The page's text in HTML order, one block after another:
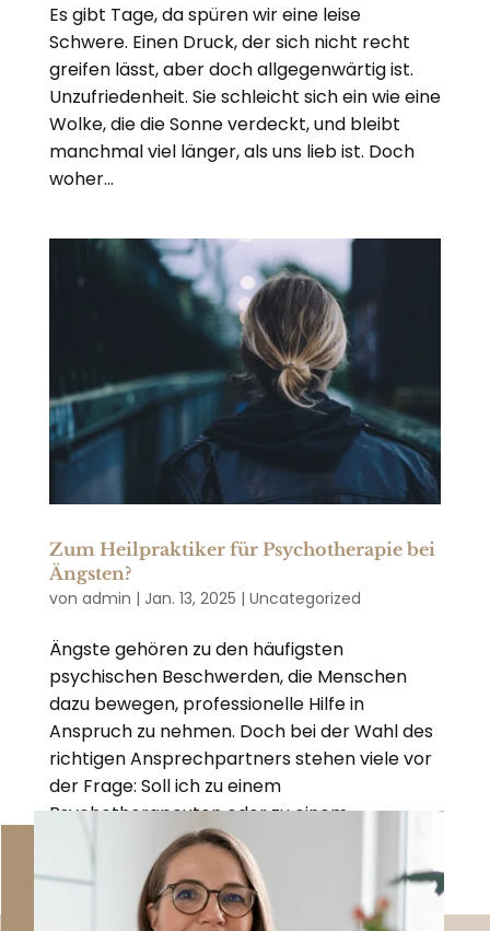
Es gibt Tage, da spüren wir eine leise
Schwere. Einen Druck, der sich nicht recht
greifen lässt, aber doch allgegenwärtig ist.
Unzufriedenheit. Sie schleicht sich ein wie eine
Wolke, die die Sonne verdeckt, und bleibt
manchmal viel länger, als uns lieb ist. Doch
woher...
Zum Heilpraktiker für Psychotherapie bei
Ängsten?
von admin | Jan. 13, 2025 | Uncategorized
Ängste gehören zu den häufigsten
psychischen Beschwerden, die Menschen
dazu bewegen, professionelle Hilfe in
Anspruch zu nehmen. Doch bei der Wahl des
richtigen Ansprechpartners stehen viele vor
der Frage: Soll ich zu einem
Psychotherapeuten oder zu einem...
« Ältere Einträge